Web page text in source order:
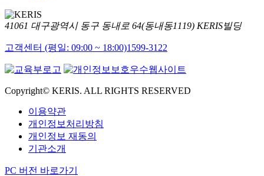
41061 대구광역시 동구 동내로 64(동내동1119) KERIS빌딩
고객센터 (평일: 09:00 ~ 18:00)1599-3122
Copyright© KERIS. ALL RIGHTS RESERVED
이용약관
개인정보처리방침
개인정보 재동의
기관소개
PC 버전 바로가기